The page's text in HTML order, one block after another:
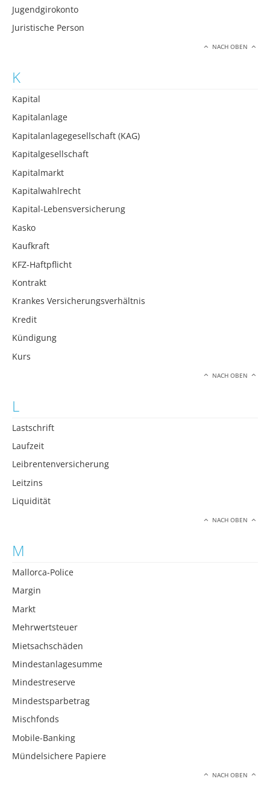
Jugendgirokonto
Juristische Person
NACH OBEN
K
Kapital
Kapitalanlage
Kapitalanlagegesellschaft (KAG)
Kapitalgesellschaft
Kapitalmarkt
Kapitalwahlrecht
Kapital-Lebensversicherung
Kasko
Kaufkraft
KFZ-Haftpflicht
Kontrakt
Krankes Versicherungsverhältnis
Kredit
Kündigung
Kurs
NACH OBEN
L
Lastschrift
Laufzeit
Leibrentenversicherung
Leitzins
Liquidität
NACH OBEN
M
Mallorca-Police
Margin
Markt
Mehrwertsteuer
Mietsachschäden
Mindestanlagesumme
Mindestreserve
Mindestsparbetrag
Mischfonds
Mobile-Banking
Mündelsichere Papiere
NACH OBEN